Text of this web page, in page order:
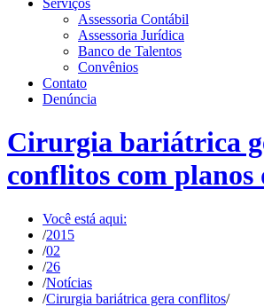
Serviços
Assessoria Contábil
Assessoria Jurídica
Banco de Talentos
Convênios
Contato
Denúncia
Cirurgia bariátrica
conflitos com planos
Você está aqui:
/2015
/02
/26
/Notícias
/Cirurgia bariátrica gera conflitos/